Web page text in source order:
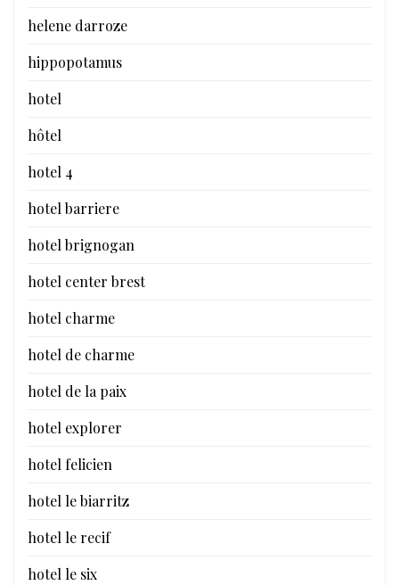
helene darroze
hippopotamus
hotel
hôtel
hotel 4
hotel barriere
hotel brignogan
hotel center brest
hotel charme
hotel de charme
hotel de la paix
hotel explorer
hotel felicien
hotel le biarritz
hotel le recif
hotel le six